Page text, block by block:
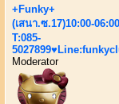
+Funky+
(เสนา.ซ.17)10:00-06:00
T:085-
Moderator